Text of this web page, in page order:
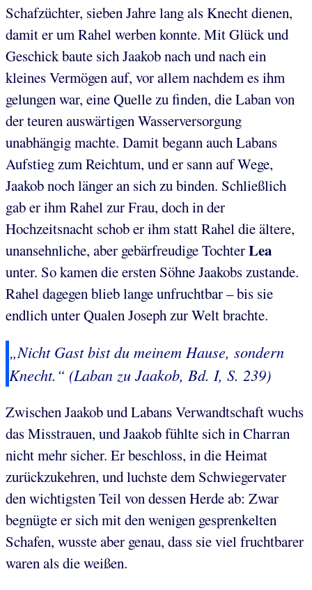
Schafzüchter, sieben Jahre lang als Knecht dienen,
damit er um Rahel werben konnte. Mit Glück und
Geschick baute sich Jaakob nach und nach ein
kleines Vermögen auf, vor allem nachdem es ihm
gelungen war, eine Quelle zu finden, die Laban von
der teuren auswärtigen Wasserversorgung
unabhängig machte. Damit begann auch Labans
Aufstieg zum Reichtum, und er sann auf Wege,
Jaakob noch länger an sich zu binden. Schließlich
gab er ihm Rahel zur Frau, doch in der
Hochzeitsnacht schob er ihm statt Rahel die ältere,
unansehnliche, aber gebärfreudige TochterLea
unter. So kamen die ersten Söhne Jaakobs zustande.
Rahel dagegen blieb lange unfruchtbar – bis sie
endlich unter Qualen Joseph zur Welt brachte.
„Nicht Gast bist du meinem Hause, sondern
Knecht.“ (Laban zu Jaakob, Bd. I, S. 239)
Zwischen Jaakob und Labans Verwandtschaft wuchs
das Misstrauen, und Jaakob fühlte sich in Charran
nicht mehr sicher. Er beschloss, in die Heimat
zurückzukehren, und luchste dem Schwiegervater
den wichtigsten Teil von dessen Herde ab: Zwar
begnügte er sich mit den wenigen gesprenkelten
Schafen, wusste aber genau, dass sie viel fruchtbarer
waren als die weißen.